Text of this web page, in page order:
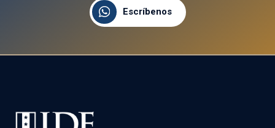
Escríbenos